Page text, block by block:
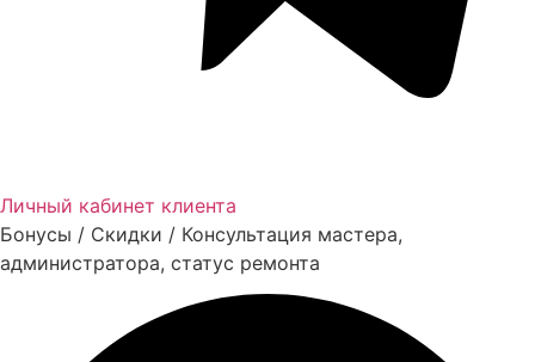
Личный кабинет клиента
Бонусы / Скидки / Консультация мастера,
администратора, статус ремонта